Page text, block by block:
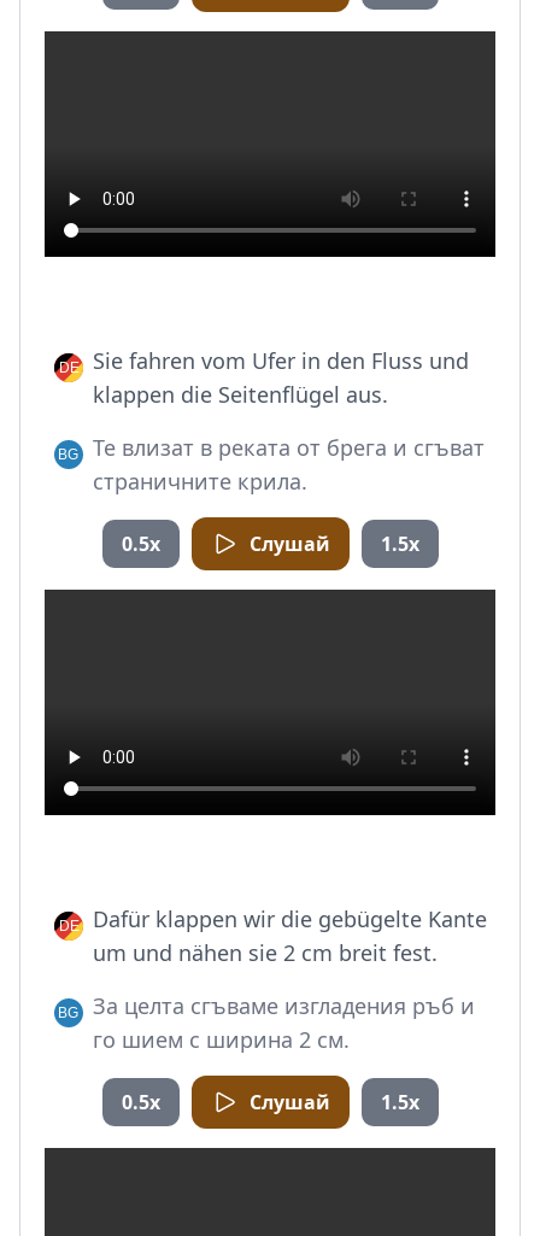
Sie fahren vom Ufer in den Fluss und
klappen die Seitenflügel aus.
Те влизат в реката от брега и сгъват
страничните крила.
0.5x Слушай 1.5x
Dafür klappen wir die gebügelte Kante
um und nähen sie 2 cm breit fest.
За целта сгъваме изгладения ръб и
го шием с ширина 2 см.
0.5x Слушай 1.5x